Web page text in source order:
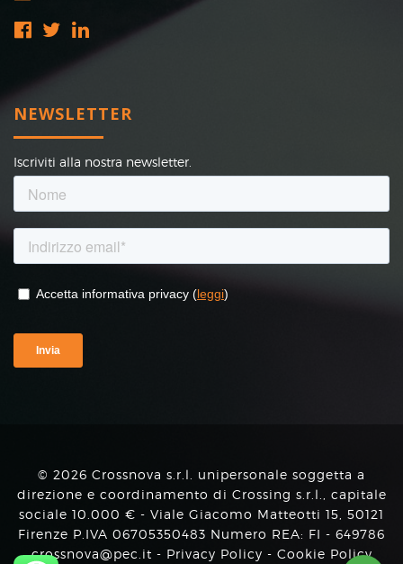
NEWSLETTER
Iscriviti alla nostra newsletter.
© 2026 Crossnova s.r.l. unipersonale soggetta a
direzione e coordinamento di Crossing s.r.l., capitale
sociale 10.000 € - Viale Giacomo Matteotti 15, 50121
Firenze P.IVA 06705350483 Numero REA: FI - 649786
crossnova@pec.it - Privacy Policy - Cookie Policy